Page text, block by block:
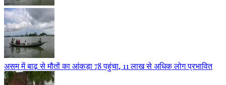
असम में बाढ़ से मौतों का आंकड़ा 78 पहुंचा, 11 लाख से अधिक लोग प्रभावित